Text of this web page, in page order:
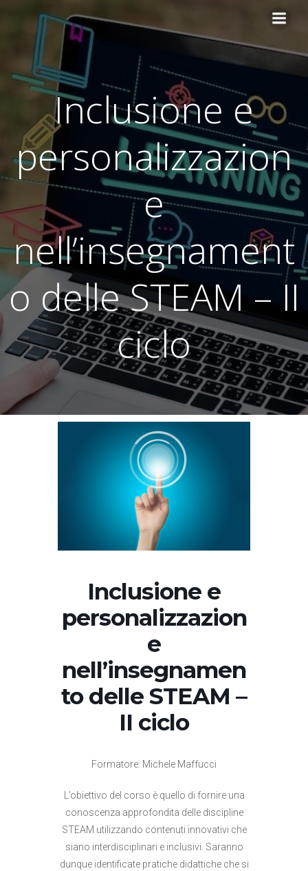
al
contenuto
Inclusione e
personalizzazion
e
nell’insegnament
o delle STEAM – II
ciclo
Inclusione e
personalizzazion
e
nell’insegnamen
to delle STEAM –
II ciclo
Formatore: Michele Maffucci
L’obiettivo del corso è quello di fornire una
conoscenza approfondita delle discipline
STEAM utilizzando contenuti innovativi che
siano interdisciplinari e inclusivi. Saranno
dunque identificate pratiche didattiche che si